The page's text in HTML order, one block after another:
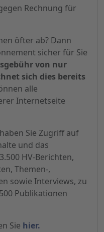
Rechnung für
öfter ab? Dann
sicher für Sie
von nur
sich dies bereits
alle
Internetseite
haben Sie Zugriff auf
und das
HV-Berichten,
Themen-,
sowie Interviews, zu
Publikationen
Sie hier.